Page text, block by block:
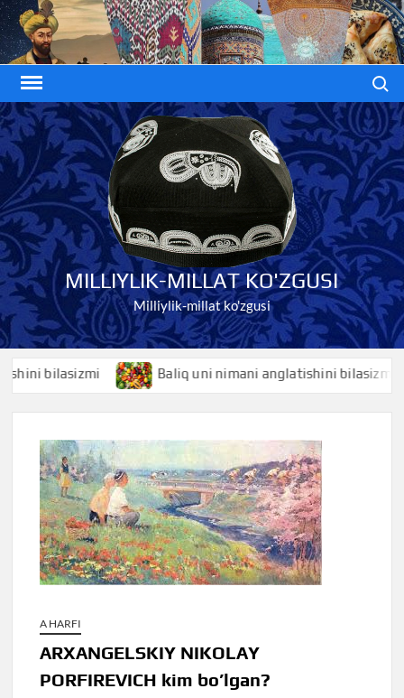
Skip
to
content
MILLIYLIK-MILLAT KO'ZGUSI
Milliylik-millat ko'zgusi
bilasizmi Baliq uni nimani anglatishini bilasizmi
A HARFI
ARXANGELSKIY NIKOLAY
PORFIREVICH kim bo’lgan?